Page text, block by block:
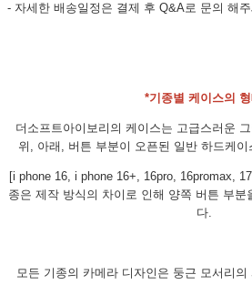
- 자세한 배송일정은 결제 후 Q&A로 문의 해
*기종별 케이스의 형
더소프트아이보리의 케이스는 고급스러운
위, 아래, 버튼 부분이 오픈된 일반 하드케
[i phone 16, i phone 16+, 16pro, 16promax,
종은 제작 방식의 차이로 인해 양쪽 버튼 부분
다.
모든 기종의 카메라 디자인은 둥근 모서리